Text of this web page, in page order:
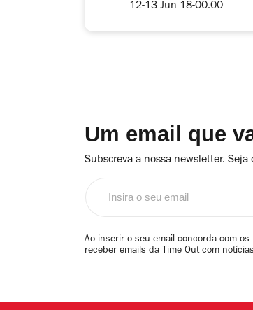
12-13 Jun 18-00.00
Um email que
Subscreva a nossa newsletter.
email
Ao inserir o seu email concorda com os
receber emails da Time Out com